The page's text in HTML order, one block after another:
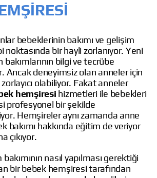
bebeklerinin bakımı ve gelişim
bir hayli zorlanıyor. Yeni
bilgi ve tecrübe
Ancak deneyimsiz olan anneler için
olabiliyor. Fakat anneler
hemşiresi hizmetleri ile bebekleri
profesyonel bir şekilde
Hemşireler aynı zamanda anne
bakımı hakkında eğitim de veriyor
çıkıyor.
nasıl yapılması gerektiği
bir bebek hemşiresi tarafından